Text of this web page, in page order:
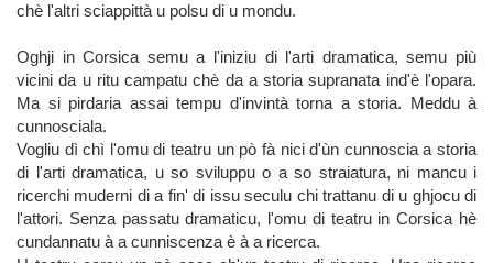
chè l'altri sciappittà u polsu di u mondu.
Oghji in Corsica semu a l'iniziu di l'arti dramatica, semu più
vicini da u ritu campatu chè da a storia supranata ind'è l'opara.
Ma si pirdaria assai tempu d'invintà torna a storia. Meddu à
cunnosciala.
Vogliu dì chì l'omu di teatru un pò fà nici d'ùn cunnoscia a storia
di l'arti dramatica, u so sviluppu o a so straiatura, ni mancu i
ricerchi muderni di a fin' di issu seculu chi trattanu di u ghjocu di
l'attori. Senza passatu dramaticu, l'omu di teatru in Corsica hè
cundannatu à a cunniscenza è à a ricerca.